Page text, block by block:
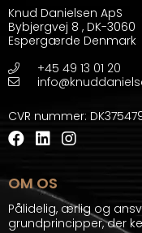
Knud Danielsen ApS
Bybjergvej 8 , DK-3060
Espergærde Denmark
+45 49 13 01 20
CVR nummer:
OM OS
Pålidelig, ærlig og
grundprincipper, der